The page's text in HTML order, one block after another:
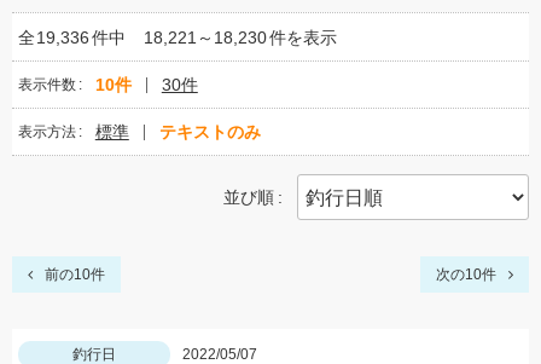
全19,336件中 18,221～18,230件を表示
表示件数 10件 30件
表示方法 標準 テキストのみ
並び順
前の10件 次の10件
釣行日
2022/05/07